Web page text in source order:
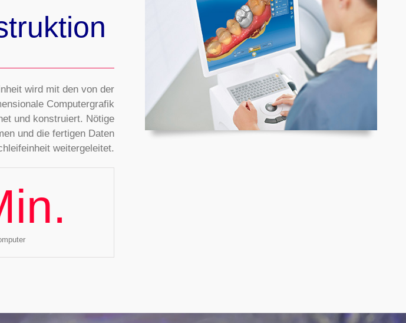
wird mit den von der
Computergrafik
und konstruiert. Nötige
und die fertigen Daten
weitergeleitet.